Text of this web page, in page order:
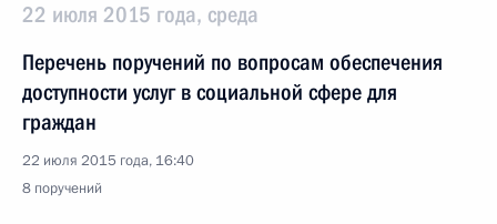
22 июля 2015 года, среда
Перечень поручений по вопросам обеспечения
доступности услуг в социальной сфере для
граждан
22 июля 2015 года, 16:40
8 поручений